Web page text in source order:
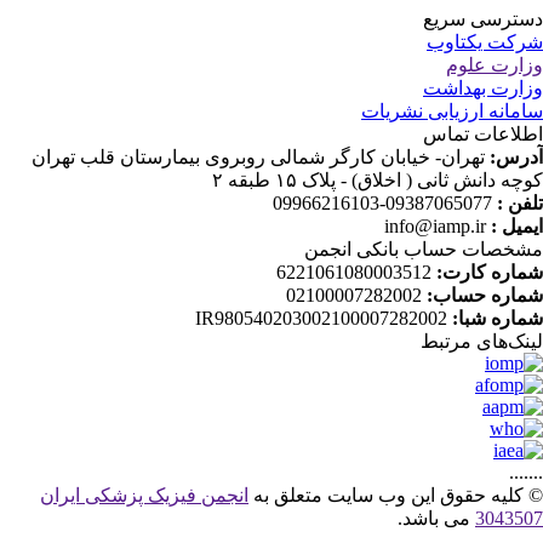
سریع
یکتاوب
علوم
بهداشت
ارزیابی نشریات
تماس
تهران- خیابان کارگر شمالی روبروی بیمارستان قلب تهران
دانش ثانی ( اخلاق) - پلاک ۱۵ طبقه ۲
:
09387065077-09966216103
:
info@iamp.ir
حساب بانکی انجمن
کارت:6221061080003512
حساب:02100007282002
شبا:IR980540203002100007282002
مرتبط
کلیه حقوق این وب سایت متعلق بهانجمن فیزیک پزشکی ایران
می باشد.